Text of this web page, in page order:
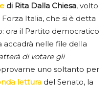
di Rita Dalla Chiesa, volto
Italia, che si è detta
ora il Partito democratico
accadrà nelle file della
di votare gli
uno soltanto per
lettura del Senato, la